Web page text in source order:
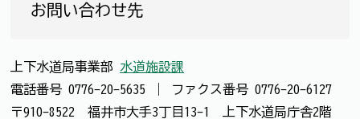
お問い合わせ先
上下水道局事業部 水道施設課
電話番号 0776-20-5635 ファクス番号 0776-20-6127
〒910-8522 福井市大手3丁目13-1 上下水道局庁舎2階